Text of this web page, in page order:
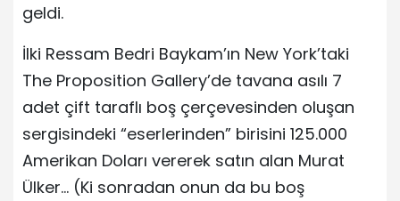
geldi.
İlki Ressam Bedri Baykam’ın New York’taki
The Proposition Gallery’de tavana asılı 7
adet çift taraflı boş çerçevesinden oluşan
sergisindeki “eserlerinden” birisini 125.000
Amerikan Doları vererek satın alan Murat
Ülker… (Ki sonradan onun da bu boş